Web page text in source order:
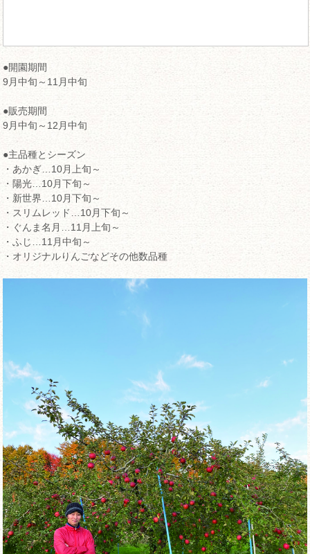
●開園期間
9月中旬～11月中旬
●販売期間
9月中旬～12月中旬
●主品種とシーズン
・あかぎ…10月上旬～
・陽光…10月下旬～
・新世界…10月下旬～
・スリムレッド…10月下旬～
・ぐんま名月…11月上旬～
・ふじ…11月中旬～
・オリジナルりんごなどその他数品種